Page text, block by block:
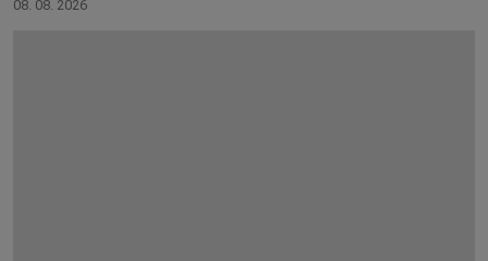
08. 08. 2026